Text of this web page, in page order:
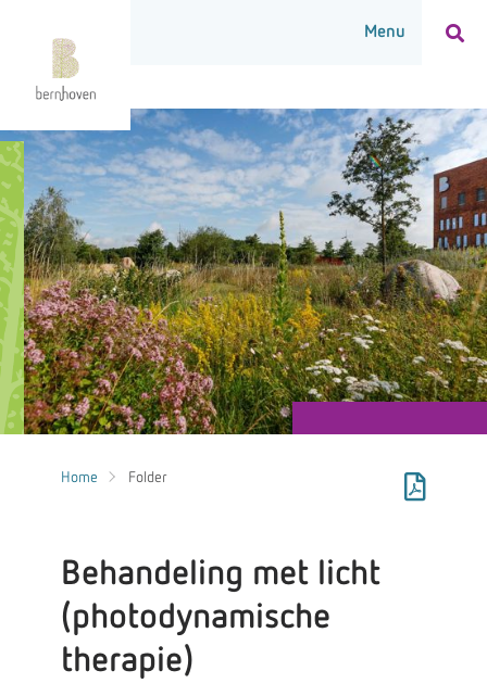
Home Folder
Behandeling met licht
(photodynamische
therapie)